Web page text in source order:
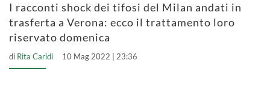
I racconti shock dei tifosi del Milan andati in
trasferta a Verona: ecco il trattamento loro
riservato domenica
di Rita Caridi 10 Mag 2022 | 23:36